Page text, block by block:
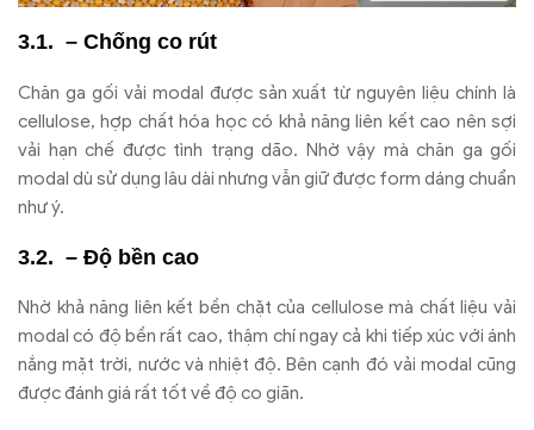
– Chống co rút
Chăn ga gối vải modal được sản xuất từ nguyên liệu chính là
cellulose, hợp chất hóa học có khả năng liên kết cao nên sợi
vải hạn chế được tình trạng dão. Nhờ vậy mà chăn ga gối
modal dù sử dụng lâu dài nhưng vẫn giữ được form dáng chuẩn
như ý.
– Độ bền cao
Nhờ khả năng liên kết bền chặt của cellulose mà chất liệu vải
modal có độ bền rất cao, thậm chí ngay cả khi tiếp xúc với ánh
nắng mặt trời, nước và nhiệt độ. Bên cạnh đó vải modal cũng
được đánh giá rất tốt về độ co giãn.